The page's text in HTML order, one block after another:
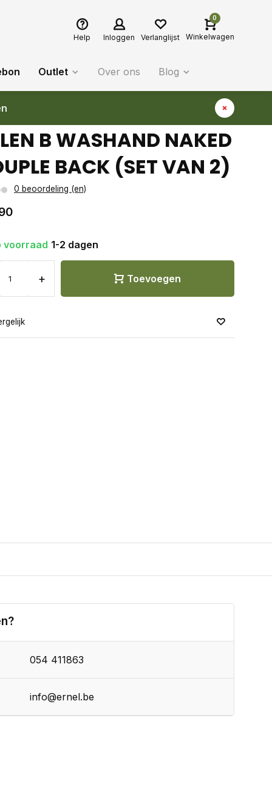
Help Inloggen Verlanglijst
0
Winkelwagen
Outlet Over ons Blog
B WASHAND NAKED
BACK (SET VAN 2)
0 beoordeling (en)
voorraad 1-2 dagen
+ Toevoegen
054 411863
info@ernel.be